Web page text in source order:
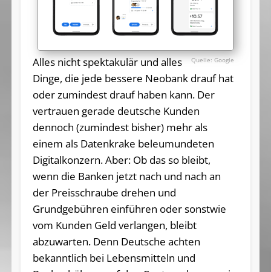
Google
Alles nicht spektakulär und alles
Dinge, die jede bessere Neobank drauf hat
oder zumindest drauf haben kann. Der
vertrauen gerade deutsche Kunden
dennoch (zumindest bisher) mehr als
einem als Datenkrake beleumundeten
Digitalkonzern. Aber: Ob das so bleibt,
wenn die Banken jetzt nach und nach an
der Preisschraube drehen und
Grundgebühren einführen oder sonstwie
vom Kunden Geld verlangen, bleibt
abzuwarten. Denn Deutsche achten
bekanntlich bei Lebensmitteln und